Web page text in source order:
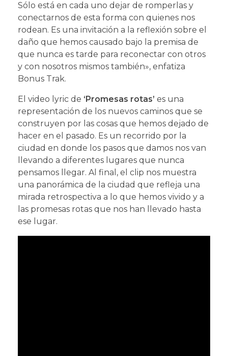
Sólo está en cada uno dejar de romperlas y
conectarnos de esta forma con quienes nos
rodean. Es una invitación a la reflexión sobre el
daño que hemos causado bajo la premisa de
que nunca es tarde para reconectar con otros
y con nosotros mismos también», enfatiza
Bonus Trak.
El video lyric de ‘Promesas rotas’ es una
representación de los nuevos caminos que se
construyen por las cosas que hemos dejado de
hacer en el pasado. Es un recorrido por la
ciudad en donde los pasos que damos nos van
llevando a diferentes lugares que nunca
pensamos llegar. Al final, el clip nos muestra
una panorámica de la ciudad que refleja una
mirada retrospectiva a lo que hemos vivido y a
las promesas rotas que nos han llevado hasta
ese lugar.